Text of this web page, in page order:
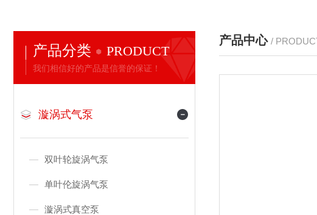
产品分类 PRODUCT
我们相信好的产品是信誉的保证！
漩涡式气泵
双叶轮旋涡气泵
单叶伦旋涡气泵
漩涡式真空泵
产品中心 /